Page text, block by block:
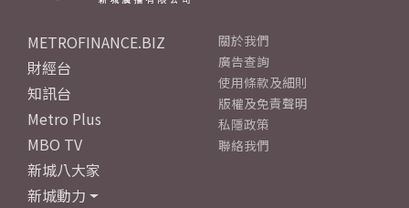
METROFINANCE.BIZ
財經台
知訊台
Metro Plus
MBO TV
新城八大家
新城動力
關於我們
廣告查詢
使用條款及細則
版權及免責聲明
私隱政策
聯絡我們